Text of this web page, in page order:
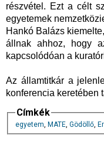
részvétel. Ezt a célt
egyetemek
Hankó Balázs
állnak ahhoz, hogy
kapcsolódóan a
Az államtitkár a
konferencia keretében
Címkék
egyetem, MATE, Gödöllő,